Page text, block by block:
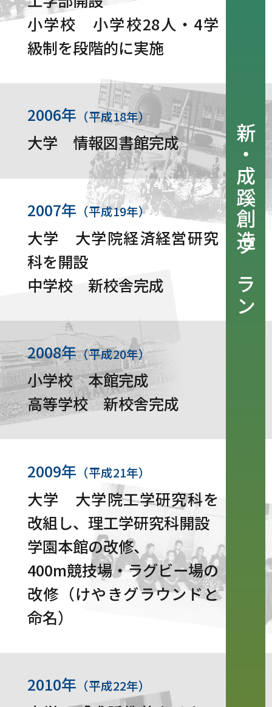
小学校 小学校28人・4学
級制を段階的に実施
2006年 （平成18年）
大学 情報図書館完成
2007年 （平成19年）
大学 大学院経済経営研究
科を開設
中学校 新校舎完成
2008年（平成20年）
小学校 本館完成
高等学校 新校舎完成
2009年 （平成21年）
大学 大学院工学研究科を
改組し、理工学研究科開設
学園本館の改修、
400m競技場・ラグビー場の
改修（けやきグラウンドと
命名）
2010年 （平成22年）